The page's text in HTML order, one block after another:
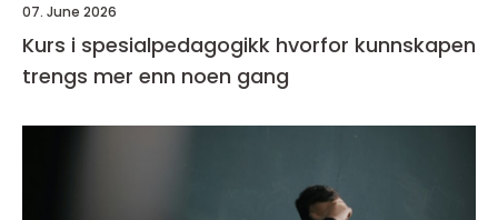
07. June 2026
Kurs i spesialpedagogikk hvorfor kunnskapen
trengs mer enn noen gang